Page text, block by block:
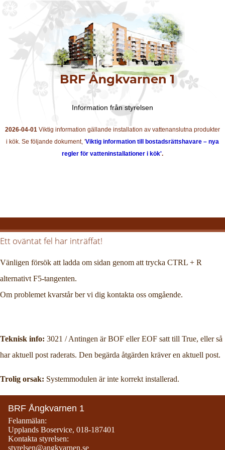
Information från styrelsen
2026-04-01 Viktig information gällande installation av vattenanslutna produkter
i kök. Se följande dokument, 'Viktig information till bostadsrättshavare – nya
regler för vatteninstallationer i kök'.
Ett oväntat fel har inträffat!
Vänligen försök att ladda om sidan genom att trycka CTRL + R
alternativt F5-tangenten.
Om problemet kvarstår ber vi dig kontakta oss omgående.
Teknisk info: 3021 / Antingen är BOF eller EOF satt till True, eller så
har aktuell post raderats. Den begärda åtgärden kräver en aktuell post.
Trolig orsak: Systemmodulen är inte korrekt installerad.
BRF Ångkvarnen 1
Felanmälan:
Upplands Boservice, 018-187401
Kontakta styrelsen:
styrelsen@angkvarnen.se